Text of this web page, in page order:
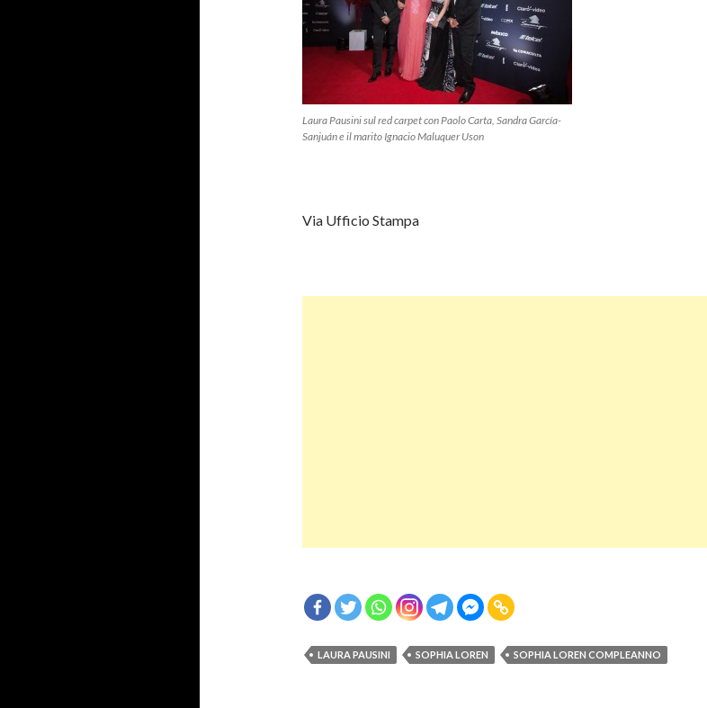
Laura Pausini sul red carpet con Paolo Carta, Sandra García-
Sanjuán e il marito Ignacio Maluquer Uson
Via Ufficio Stampa
LAURA PAUSINI SOPHIA LOREN SOPHIA LOREN COMPLEANNO